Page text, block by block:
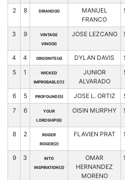
2 8 DIRAND(8)
MANUEL
FRANCO
3 9
VINTAGE
VINO(9)
JOSE LEZCANO
4 4 ORGONITE(4) DYLAN DAVIS
5 1
WICKED
IMPROBABLE(1)
JUNIOR
ALVARADO
6 5 PROFOUND(5) JOSE L. ORTIZ
7 6
YOUR
LORDSHIP(6)
OISIN MURPHY
8 2
ROGER
ROGER(2)
FLAVIEN PRAT
9 3
INTO
INSPIRATION(3)
OMAR
HERNANDEZ
MORENO